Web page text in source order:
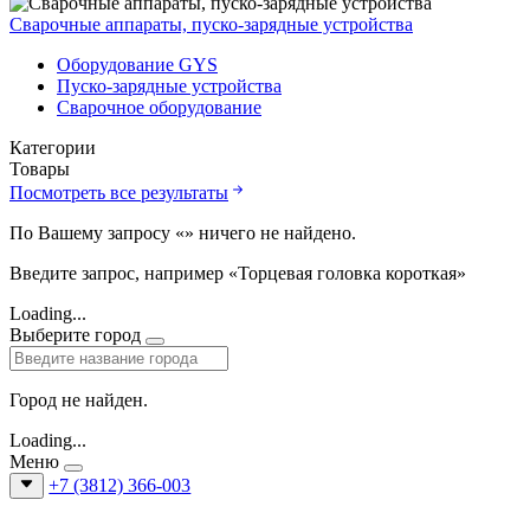
Сварочные аппараты, пуско-зарядные устройства
Оборудование GYS
Пуско-зарядные устройства
Сварочное оборудование
Категории
Товары
Посмотреть все результаты
По Вашему запросу «» ничего не найдено.
Введите запрос, например «Торцевая головка короткая»
Loading...
Выберите город
Город не найден.
Loading...
Меню
+7 (3812) 366-003